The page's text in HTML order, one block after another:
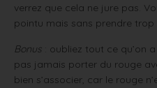
verrez que cela ne jure pas.
pointu mais sans prendre trop
Bonus : oubliez tout ce qu’on
pas jamais porter du rouge
bien s’associer, car le rouge